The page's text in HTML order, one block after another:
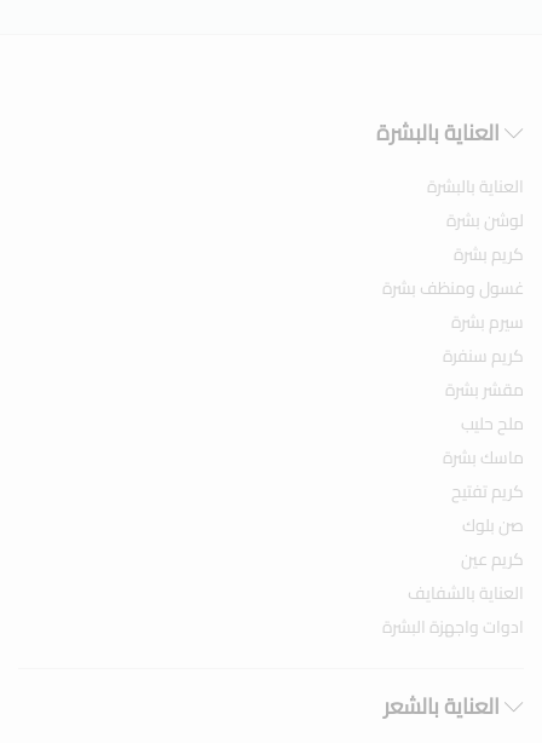
العناية بالبشرة
العناية بالبشرة
لوشن بشرة
كريم بشرة
غسول ومنظف بشرة
سيرم بشرة
كريم سنفرة
مقشر بشرة
ملح حليب
ماسك بشرة
كريم تفتيح
صن بلوك
كريم عين
العناية بالشفايف
ادوات واجهزة البشرة
العناية بالشعر